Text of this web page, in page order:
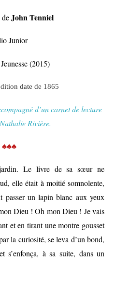
John Tenniel
Junior
(2015)
date de 1865
d’un carnet de lecture
Rivière.
♠♠♠
Le livre de sa sœur ne
elle était à moitié somnolente,
un lapin blanc aux yeux
Dieu ! Oh mon Dieu ! Je vais
et en tirant une montre gousset
la curiosité, se leva d’un bond,
s’enfonça, à sa suite, dans un